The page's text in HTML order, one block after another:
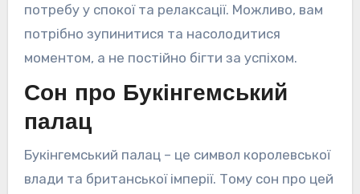
потребу у спокої та релаксації. Можливо, вам
потрібно зупинитися та насолодитися
моментом, а не постійно бігти за успіхом.
Сон про Букінгемський
палац
Букінгемський палац – це символ королевської
влади та британської імперії. Тому сон про цей